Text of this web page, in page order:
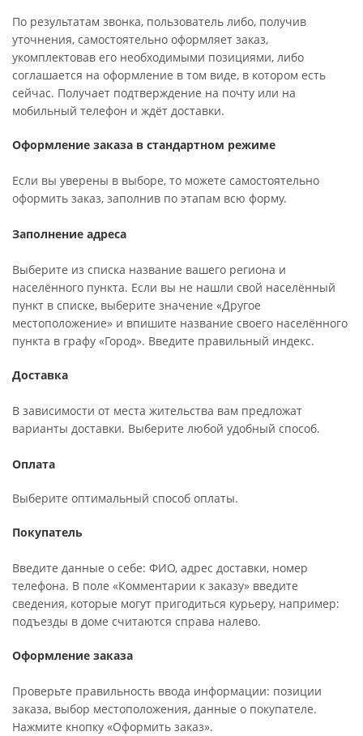
По результатам звонка, пользователь либо, получив
уточнения, самостоятельно оформляет заказ,
укомплектовав его необходимыми позициями, либо
соглашается на оформление в том виде, в котором есть
сейчас. Получает подтверждение на почту или на
мобильный телефон и ждёт доставки.
Оформление заказа в стандартном режиме
Если вы уверены в выборе, то можете самостоятельно
оформить заказ, заполнив по этапам всю форму.
Заполнение адреса
Выберите из списка название вашего региона и
населённого пункта. Если вы не нашли свой населённый
пункт в списке, выберите значение «Другое
местоположение» и впишите название своего населённого
пункта в графу «Город». Введите правильный индекс.
Доставка
В зависимости от места жительства вам предложат
варианты доставки. Выберите любой удобный способ.
Оплата
Выберите оптимальный способ оплаты.
Покупатель
Введите данные о себе: ФИО, адрес доставки, номер
телефона. В поле «Комментарии к заказу» введите
сведения, которые могут пригодиться курьеру, например:
подъезды в доме считаются справа налево.
Оформление заказа
Проверьте правильность ввода информации: позиции
заказа, выбор местоположения, данные о покупателе.
Нажмите кнопку «Оформить заказ».